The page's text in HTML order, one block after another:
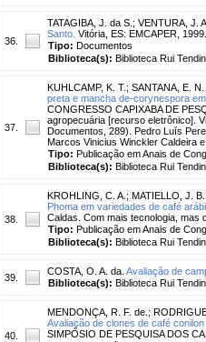
36.
TATAGIBA, J. da S. ; VENTURA, J.
Santo. Vitória, ES: EMCAPER,
Tipo: Documentos
Biblioteca(s): Biblioteca Rui
37.
KUHLCAMP, K. T. ; SANTANA, E.
preta e mancha de-corynespora
CONGRESSO CAPIXABA DE
agropecuária [recurso eletrônico].
Documentos, 289). Pedro Luís
Marcos Vinicius Winckler Caldeira
Tipo: Publicação em Anais de
Biblioteca(s): Biblioteca Rui
38.
KROHLING, C. A. ; MATIELLO, J. B.
Phoma em variedades de café
Caldas. Com mais tecnologia, mas
Tipo: Publicação em Anais de
Biblioteca(s): Biblioteca Rui
39.
COSTA, O. A. da. Avaliação de
Biblioteca(s): Biblioteca Rui
40.
MENDONÇA, R. F. de. ;
Avaliação de clones de café
SIMPÓSIO DE PESQUISA DOS